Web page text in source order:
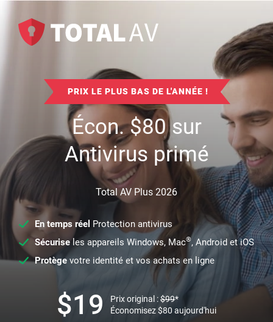
PRIX LE PLUS BAS DE L'ANNÉE !
Écon.$80sur
Antivirus primé
Total AV Plus 2026
En temps réel Protection antivirus
Sécuriseles appareils Windows, Mac®, Android et iOS
Protège votre identité et vos achats en ligne
$19 Prix original :$99*
Économisez$80 aujourd'hui